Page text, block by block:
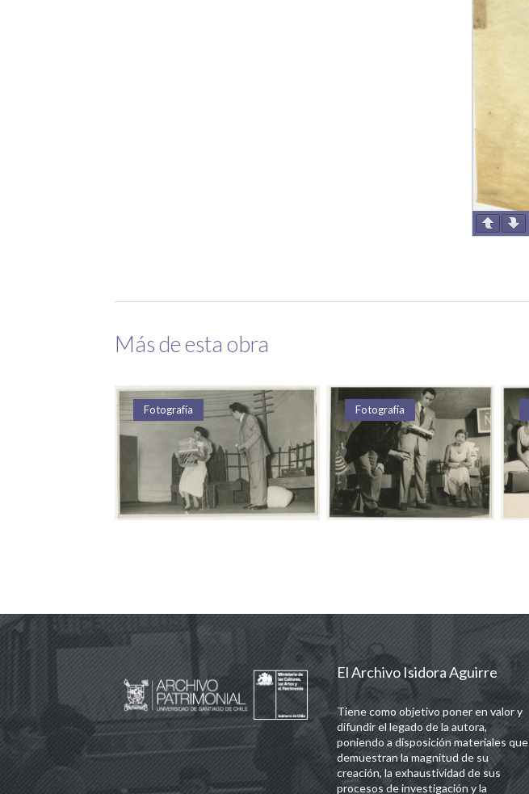
Más de esta obra
Fotografía Fotografía
El Archivo Isidora Aguirre
Tiene como objetivo poner en valor y
difundir el legado de la autora,
poniendo a disposición materiales que
demuestran la magnitud de su
creación, la exhaustividad de sus
procesos de investigación y la